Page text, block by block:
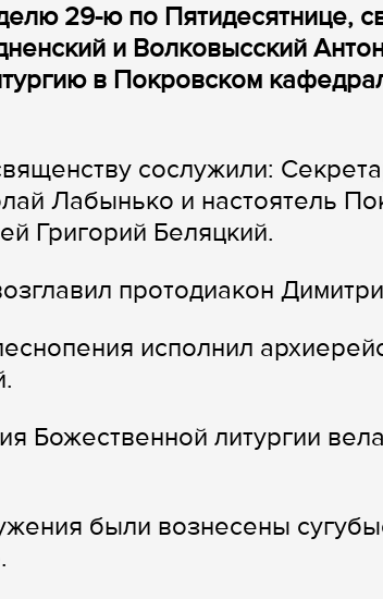
29-ю по Пятидесятнице,
и Волковысский
в Покровском
сослужили:
Лабынько и настоятель
Григорий Беляцкий.
протодиакон
исполнил
Божественной литургии
были вознесены